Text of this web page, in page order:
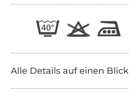
Alle Details auf einen Blick